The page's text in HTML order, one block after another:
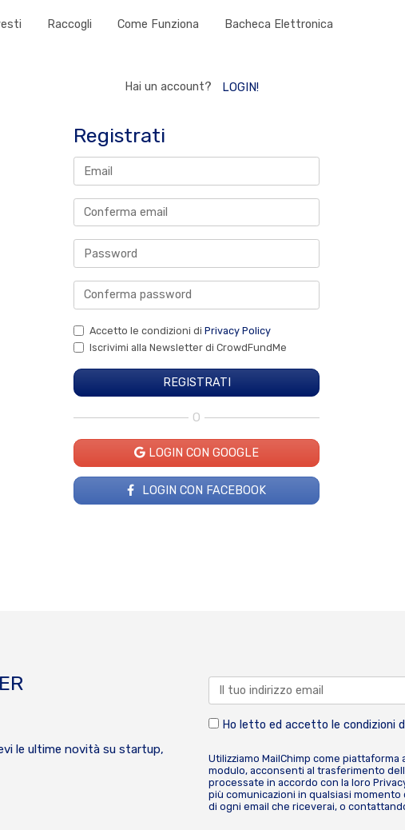
Raccogli Come Funziona Bacheca Elettronica
Hai un account? LOGIN!
Registrati
Accetto le condizioni di Privacy Policy
Iscrivimi alla Newsletter di CrowdFundMe
O
LOGIN CON GOOGLE
LOGIN CON FACEBOOK
le ultime novità su startup,
Ho letto ed accetto le condizioni
Utilizziamo MailChimp come
modulo, acconsenti al trasferimento
processate in accordo con la loro
più comunicazioni in qualsiasi
di ogni email che riceverai, o